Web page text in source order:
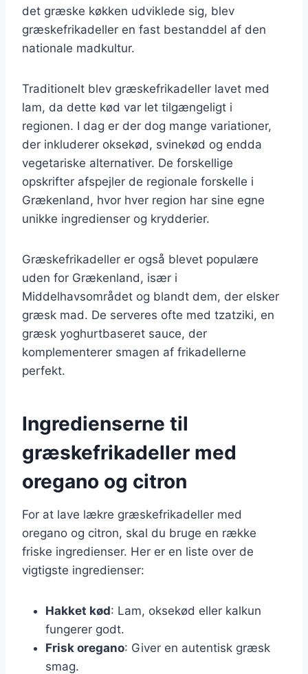
det græske køkken udviklede sig, blev
græskefrikadeller en fast bestanddel af den
nationale madkultur.
Traditionelt blev græskefrikadeller lavet med
lam, da dette kød var let tilgængeligt i
regionen. I dag er der dog mange variationer,
der inkluderer oksekød, svinekød og endda
vegetariske alternativer. De forskellige
opskrifter afspejler de regionale forskelle i
Grækenland, hvor hver region har sine egne
unikke ingredienser og krydderier.
Græskefrikadeller er også blevet populære
uden for Grækenland, især i
Middelhavsområdet og blandt dem, der elsker
græsk mad. De serveres ofte med tzatziki, en
græsk yoghurtbaseret sauce, der
komplementerer smagen af frikadellerne
perfekt.
Ingredienserne til
græskefrikadeller med
oregano og citron
For at lave lækre græskefrikadeller med
oregano og citron, skal du bruge en række
friske ingredienser. Her er en liste over de
vigtigste ingredienser:
Hakket kød: Lam, oksekød eller kalkun
fungerer godt.
Frisk oregano: Giver en autentisk græsk
smag.